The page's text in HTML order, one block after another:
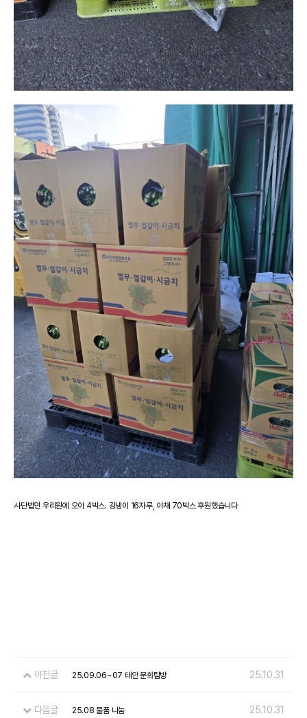
사단법인 우리원에 오이 4박스. 강냉이 16자루, 야채 70박스 후원했습니다
이전글 25.09.06~07 태안 문화탐방 25.10.31
다음글 25.08 물품 나눔 25.10.31